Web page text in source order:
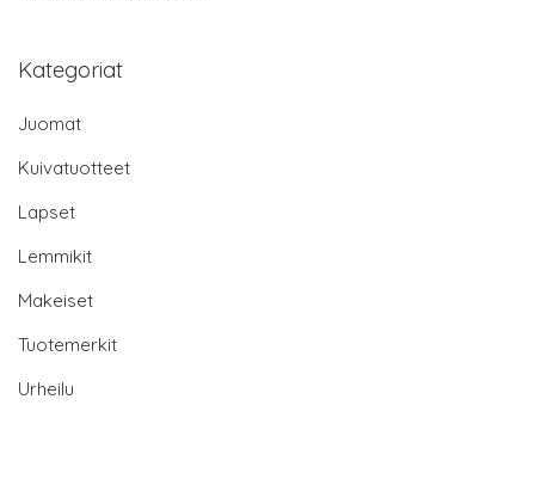
Kategoriat
Juomat
Kuivatuotteet
Lapset
Lemmikit
Makeiset
Tuotemerkit
Urheilu